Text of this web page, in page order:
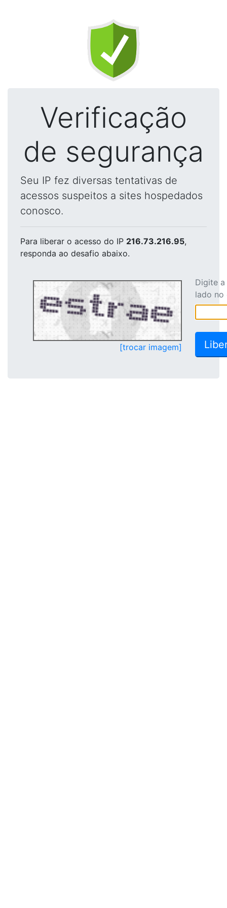
Verificação
de segurança
Seu IP fez diversas tentativas de
acessos suspeitos a sites hospedados
conosco.
Para liberar o acesso do IP 216.73.216.95,
responda ao desafio abaixo.
[trocar imagem]
Digite
lado no